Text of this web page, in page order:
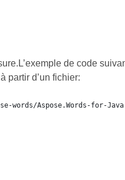
de code
partir d’un fichier:
Aspose.Words-for-Java